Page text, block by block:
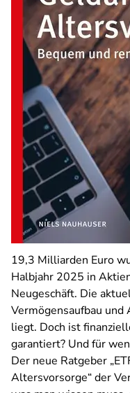
19,3 Milliarden Euro
Halbjahr 2025 in
Neugeschäft. Die
Vermögensaufbau
liegt. Doch ist
garantiert? Und für
Der neue Ratgeber
Altersvorsorge“ der